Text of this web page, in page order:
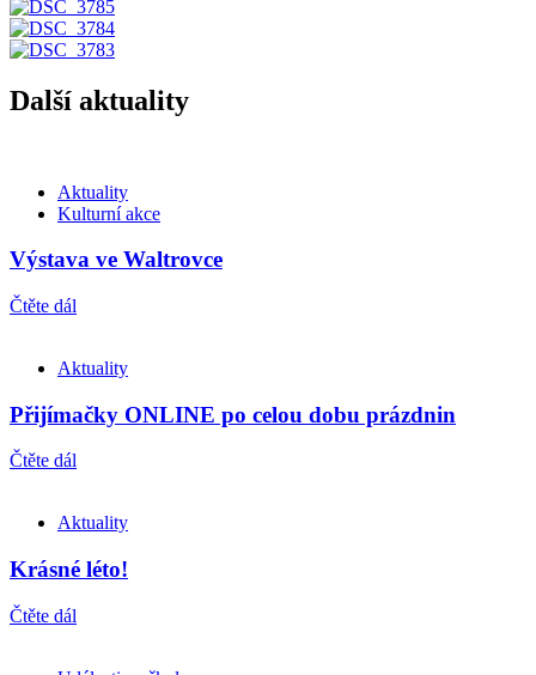
Další aktuality
Aktuality
Kulturní akce
Výstava ve Waltrovce
Čtěte dál
Aktuality
Přijímačky ONLINE po celou dobu prázdnin
Čtěte dál
Aktuality
Krásné léto!
Čtěte dál